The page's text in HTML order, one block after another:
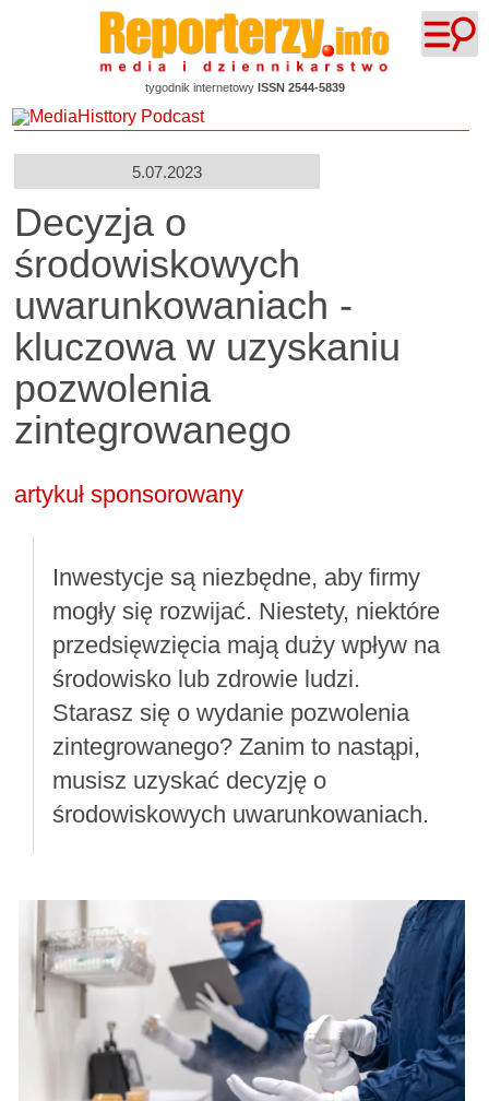
tygodnik internetowy ISSN 2544-5839
5.07.2023
Decyzja o
środowiskowych
uwarunkowaniach -
kluczowa w uzyskaniu
pozwolenia
zintegrowanego
artykuł sponsorowany
Inwestycje są niezbędne, aby firmy
mogły się rozwijać. Niestety, niektóre
przedsięwzięcia mają duży wpływ na
środowisko lub zdrowie ludzi.
Starasz się o wydanie pozwolenia
zintegrowanego? Zanim to nastąpi,
musisz uzyskać decyzję o
środowiskowych uwarunkowaniach.